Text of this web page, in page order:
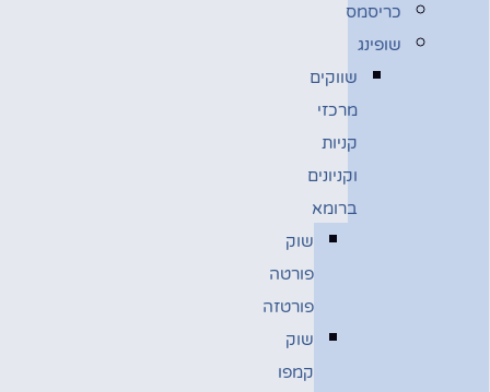
כריסמס
שופינג
שווקים
מרכזי
קניות
וקניונים
ברומא
שוק
פורטה
פורטזה
שוק
קמפו